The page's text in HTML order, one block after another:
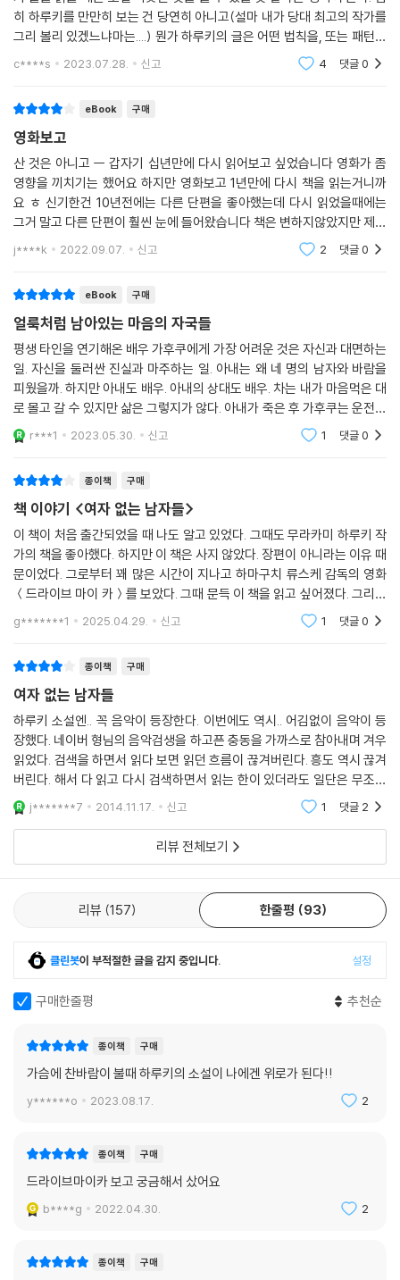
건 보다 즉물적인, 말 그대로 ‘여자 없는 남자들’이다. 여러 가지 사정으로
여자를 떠나보낸 남자들, 혹은 떠나보내려 하는 남자들.
어째서 그런 모티프에 내 창착의식이 붙들려버렸는지(붙들렸다는 표현이
딱 맞다) 그 이유는 나도 잘 모르겠다. 이와 비슷한 구체적인 사건이 최근
도 아니다. 단지 그런 남자들의 모습과 심정을 몇 가지 다른 이야기의 형태
로 패러프레이즈하고 부연해보고 싶었다. 그것은 나라는 인간의 ‘현재’에
대한 하나의 메타포일지도 모른다. 혹은 완곡한 예언 같은 것일지도 모른
다. 아니면 내게 그런 구마의식이 개인적으로 필요한 건지도 모른다. 이에
대해선 나 스스로도 설명하기 힘들다. 그러나 어쨌든 이 책의 제목은 처음
부터 ‘여자 없는 남자들’로 정해져 있었고, 중간에 생각이 흔들리지도 않았
다. 바꿔 말하면 나는 아마도 이러한 일련의 이야기를 마음속 어딘가에서
자연스레 바라고 있었던 것이리라.
히 하루키를 만만히 보는 건 당연히 아니고(설마 내가 당대 최고의 작가를
그리 볼리 있겠느냐마는....) 뭔가 하루키의 글은 어떤 법칙을, 또는 패턴을
따라가고 있는 듯한 느낌이 들어서다. 그래서 그가 글을 만들어가는 공정
c****s 2023.07.28. 신고 4 댓글0
eBook 구매
영화보고
산 것은 아니고 ㅡ 갑자기 십년만에 다시 읽어보고 싶었습니다 영화가 좀
영향을 끼치기는 했어요 하지만 영화보고 1년만에 다시 책을 읽는거니까
요 ㅎ 신기한건 10년전에는 다른 단편을 좋아했는데 다시 읽었을때에는
그거 말고 다른 단편이 훨씬 눈에 들어왔습니다 책은 변하지않았지만 제가
자라났기?? 때문이죠 ㅎㅎ예스터데이가 너무 재미있어서 그 소설만 읽었
습니다 다시 와닿은건
j****k 2022.09.07. 신고 2 댓글0
eBook 구매
얼룩처럼 남아있는 마음의 자국들
평생 타인을 연기해온 배우 가후쿠에게 가장 어려운 것은 자신과 대면하는
일. 자신을 둘러싼 진실과 마주하는 일. 아내는 왜 네 명의 남자와 바람을
피웠을까. 하지만 아내도 배우. 아내의 상대도 배우. 차는 내가 마음먹은 대
로 몰고 갈 수 있지만 삶은 그렇지가 않다. 아내가 죽은 후 가후쿠는 운전대
를 미사키에게 맡긴다. 24년 전 태어난지 사흘 만에 죽은 딸과 동갑인 미사
키.
r***1 2023.05.30. 신고 1 댓글0
종이책 구매
책 이야기 <여자 없는 남자들>
이 책이 처음 출간되었을 때 나도 알고 있었다. 그때도 무라카미 하루키 작
가의 책을 좋아했다. 하지만 이 책은 사지 않았다. 장편이 아니라는 이유 때
문이었다. 그로부터 꽤 많은 시간이 지나고 하마구치 류스케 감독의 영화
＜드라이브 마이 카＞를 보았다. 그때 문득 이 책을 읽고 싶어졌다. 그리고
처음 책이 나왔을 때 읽고 싶지 않다고 생각했던 진짜 이유를 알게 되었다.
제목
g*******1 2025.04.29. 신고 1 댓글0
종이책 구매
여자 없는 남자들
하루키 소설엔.. 꼭 음악이 등장한다. 이번에도 역시.. 어김없이 음악이 등
장했다. 네이버 형님의 음악검생을 하고픈 충동을 가까스로 참아내며 겨우
읽었다. 검색을 하면서 읽다 보면 읽던 흐름이 끊겨버린다. 흥도 역시 끊겨
버린다. 해서 다 읽고 다시 검색하면서 읽는 한이 있더라도 일단은 무조건
GO! 이것이 내가 하루키 소설을 읽는 방식이다. 장편소설인 줄 알고 읽기
시작했
j*******7 2014.11.17. 신고 1 댓글 2
리뷰 전체보기
리뷰 157 한줄평 93
클린봇이 부적절한 글을 감지 중입니다. 설정
구매한줄평 추천순
종이책 구매
가슴에 찬바람이 불때 하루키의 소설이 나에겐 위로가 된다!!
y******o 2023.08.17. 2
종이책 구매
드라이브마이카 보고 궁금해서 샀어요
b****g 2022.04.30. 2
종이책 구매